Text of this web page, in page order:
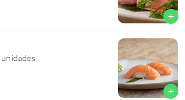
add
add